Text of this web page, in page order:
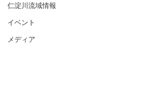
仁淀川流域情報
イベント
メディア